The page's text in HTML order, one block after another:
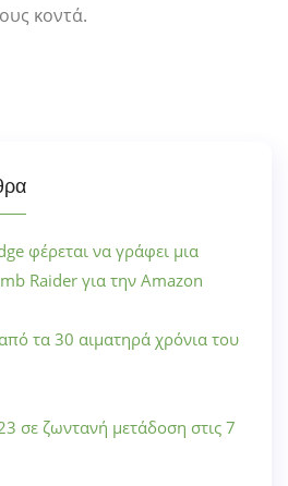
κοντά.
φέρεται να γράφει μια
Raider για την Amazon
τα 30 αιματηρά χρόνια του
σε ζωντανή μετάδοση στις 7